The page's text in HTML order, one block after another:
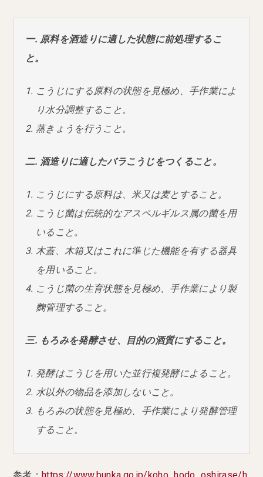
一. 原料を酒造りに適した状態に前処理するこ
と。
こうじにする原料の状態を見極め、手作業によ
り水分調整すること。
蒸きょうを行うこと。
二. 酒造りに適したバラこうじをつくること。
こうじにする原料は、米又は麦とすること。
こうじ菌は伝統的なアスペルギルス属の菌を用
いること。
木蓋、木箱又はこれに準じた機能を有する器具
を用いること。
こうじ菌の生育状態を見極め、手作業により製
麴管理すること。
三. もろみを発酵させ、目的の酒質にすること。
発酵はこうじを用いた並行複発酵によること。
水以外の物品を添加しないこと。
もろみの状態を見極め、手作業により発酵管理
すること。